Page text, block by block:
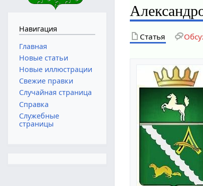
Статья
Навигация
Главная
Новые статьи
Новые иллюстрации
Свежие правки
Случайная страница
Справка
Служебные
страницы